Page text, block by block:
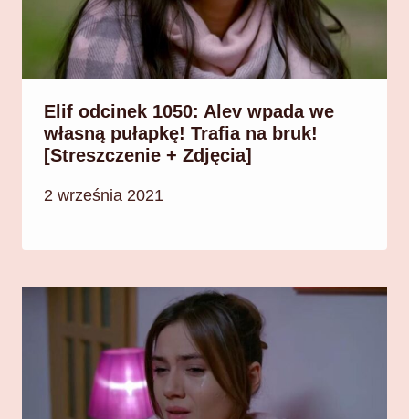
Elif odcinek 1050: Alev wpada we
własną pułapkę! Trafia na bruk!
[Streszczenie + Zdjęcia]
2 września 2021